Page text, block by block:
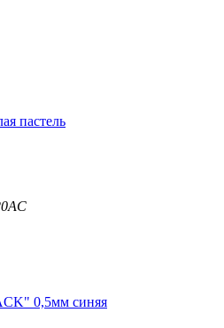
пастель
0,5мм синяя